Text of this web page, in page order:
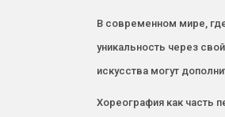
В современном мире,
уникальность через
искусства могут
Хореография как часть